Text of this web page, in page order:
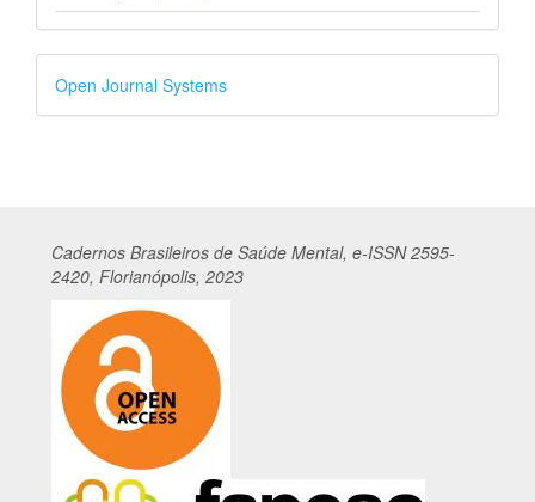
Desenvolvido
por
Open Journal Systems
Cadernos Brasileiros de Saúde Mental, e-ISSN 2595-
2420, Florianópolis, 2023